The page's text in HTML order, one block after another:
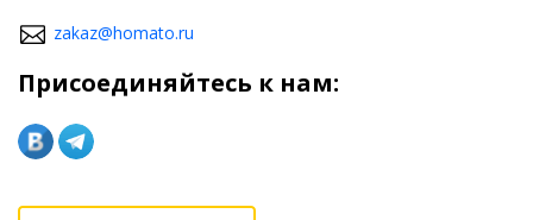
zakaz@homato.ru
Присоединяйтесь к нам: